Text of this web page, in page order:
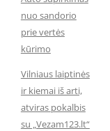
nuo sandorio
prie vertės
kūrimo
Vilniaus laiptinės
ir kiemai iš arti,
atviras pokalbis
su „Vezam123.lt“